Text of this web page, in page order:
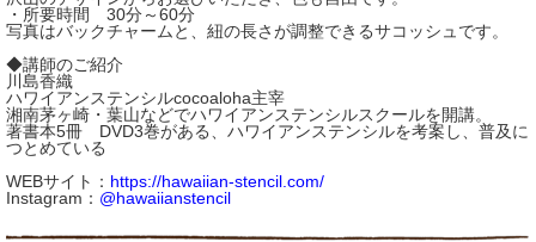
・所要時間 30分～60分
写真はバックチャームと、紐の長さが調整できるサコッシュです。
◆講師のご紹介
川島香織
ハワイアンステンシルcocoaloha主宰
湘南茅ヶ崎・葉山などでハワイアンステンシルスクールを開講。
著書本5冊 DVD3巻がある、ハワイアンステンシルを考案し、普及に
つとめている
WEBサイト： https://hawaiian-stencil.com/
Instagram： @hawaiianstencil